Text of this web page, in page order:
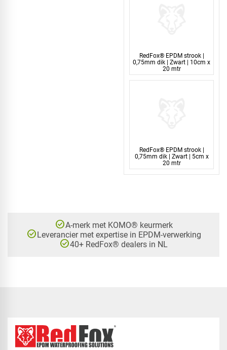
RedFox® EPDM strook |
0,75mm dik | Zwart | 10cm x
20 mtr
RedFox® EPDM strook |
0,75mm dik | Zwart | 5cm x
20 mtr
check_circleA-merk met KOMO® keurmerk
check_circleLeverancier met expertise in EPDM-verwerking
check_circle40+ RedFox® dealers in NL